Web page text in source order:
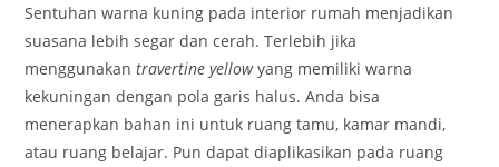
Sentuhan warna kuning pada interior rumah menjadikan
suasana lebih segar dan cerah. Terlebih jika
menggunakantravertine yellowyang memiliki warna
kekuningan dengan pola garis halus. Anda bisa
menerapkan bahan ini untuk ruang tamu, kamar mandi,
atau ruang belajar. Pun dapat diaplikasikan pada ruang